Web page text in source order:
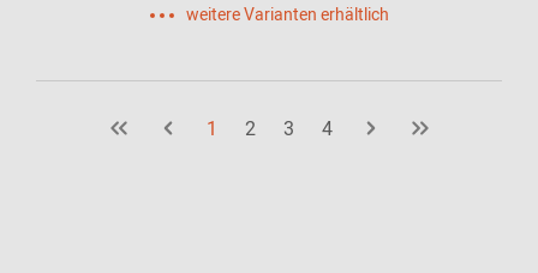
weitere Varianten erhältlich
1 2 3 4